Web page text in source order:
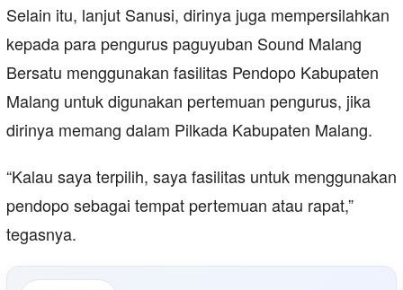
Selain itu, lanjut Sanusi, dirinya juga mempersilahkan
kepada para pengurus paguyuban Sound Malang
Bersatu menggunakan fasilitas Pendopo Kabupaten
Malang untuk digunakan pertemuan pengurus, jika
dirinya memang dalam Pilkada Kabupaten Malang.
“Kalau saya terpilih, saya fasilitas untuk menggunakan
pendopo sebagai tempat pertemuan atau rapat,”
tegasnya.